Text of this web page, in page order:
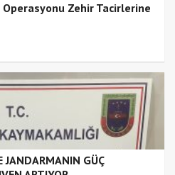
Operasyonu Zehir Tacirlerine
JANDARMANIN GÜÇ